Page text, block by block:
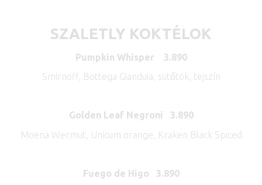
SZALETLY KOKTÉLOK
Pumpkin Whisper 3.890
Smirnoff, Bottega Gianduia, sütőtök, tejszín
Golden Leaf Negroni 3.890
Moena Wermut, Unicum orange, Kraken Black Spiced
Fuego de Higo 3.890